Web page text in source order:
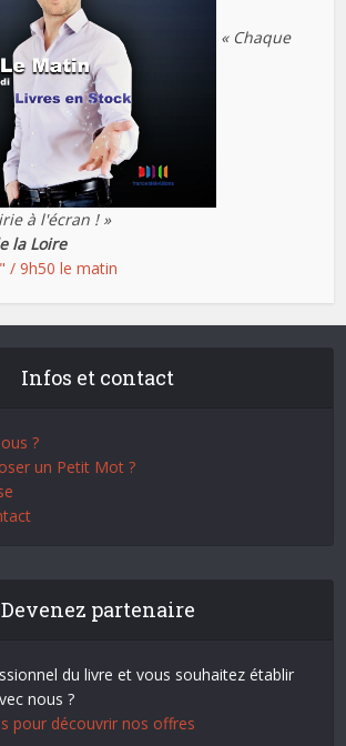
« Chaque
à l'écran ! »
la Loire
/ 9h50 le matin
Infos et contact
?
un Petit Mot ?
Devenez partenaire
du livre et vous souhaitez établir
nous ?
pour découvrir nos offres